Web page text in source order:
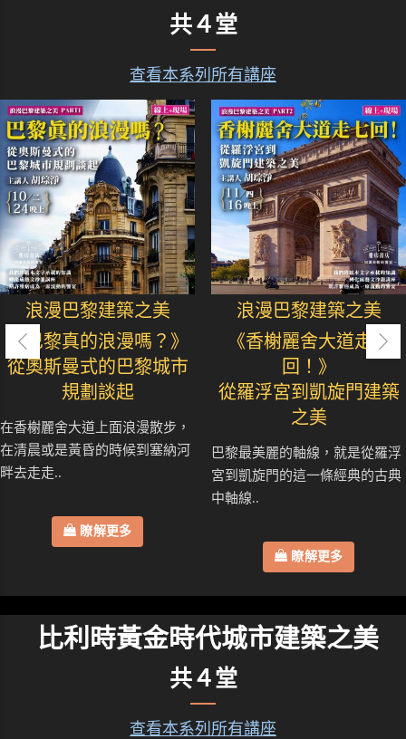
共４堂
查看本系列所有講座
浪漫巴黎建築之美
《巴黎真的浪漫嗎？》
從奧斯曼式的巴黎城市
規劃談起
在香榭麗舍大道上面浪漫散步，
在清晨或是黃昏的時候到塞納河
畔去走走..
瞭解更多
浪漫巴黎建築之美
《香榭麗舍大道走七
回！》
從羅浮宮到凱旋門建築
之美
巴黎最美麗的軸線，就是從羅浮
宮到凱旋門的這一條經典的古典
中軸線..
瞭解更多
比利時黃金時代城市建築之美
共４堂
查看本系列所有講座